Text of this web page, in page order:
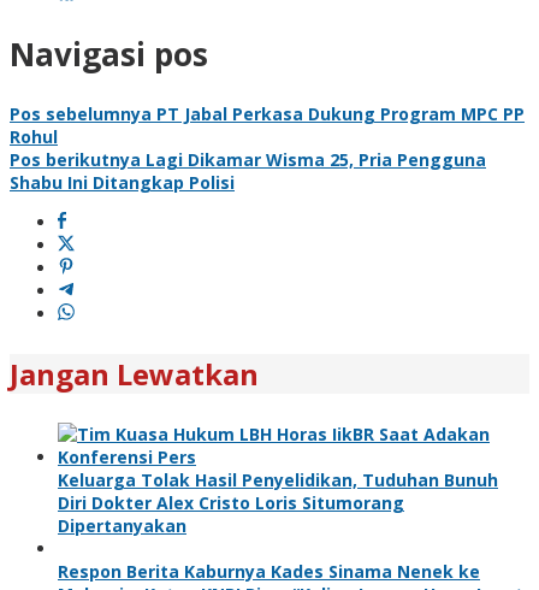
Navigasi pos
Pos sebelumnya PT Jabal Perkasa Dukung Program MPC PP
Rohul
Pos berikutnya Lagi Dikamar Wisma 25, Pria Pengguna
Shabu Ini Ditangkap Polisi
Jangan Lewatkan
Keluarga Tolak Hasil Penyelidikan, Tuduhan Bunuh
Diri Dokter Alex Cristo Loris Situmorang
Dipertanyakan
Respon Berita Kaburnya Kades Sinama Nenek ke